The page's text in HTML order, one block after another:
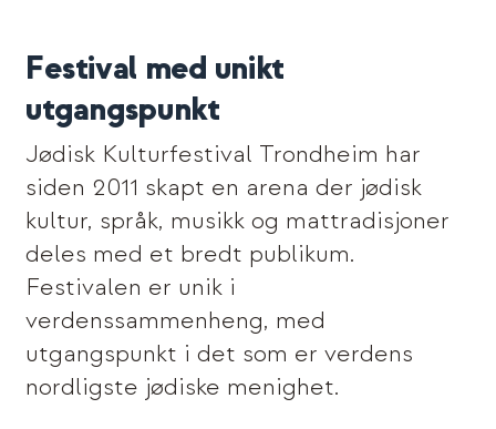
Festival med unikt
utgangspunkt
Jødisk Kulturfestival Trondheim har
siden 2011 skapt en arena der jødisk
kultur, språk, musikk og mattradisjoner
deles med et bredt publikum.
Festivalen er unik i
verdenssammenheng, med
utgangspunkt i det som er verdens
nordligste jødiske menighet.